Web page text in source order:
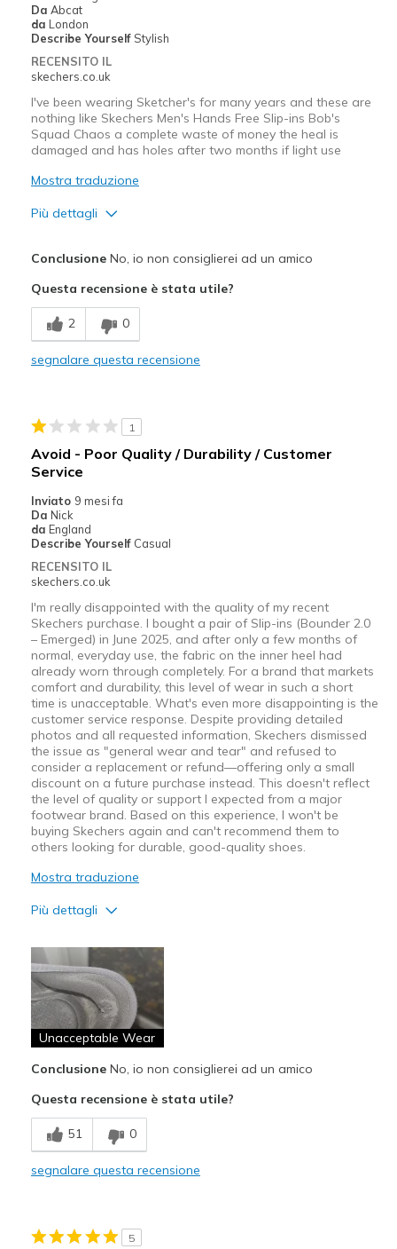
Da Abcat
da London
Describe Yourself Stylish
RECENSITO IL
skechers.co.uk
I've been wearing Sketcher's for many years and these are
nothing like Skechers Men's Hands Free Slip-ins Bob's
Squad Chaos a complete waste of money the heal is
damaged and has holes after two months if light use
Mostra traduzione
Più dettagli
Wear Out Quickly
Migliori Utilizzi:
Casual Wear
Sizing
Feels half size too small
ConclusioneNo, io non consiglierei ad un amico
Questa recensione è stata utile?
2 0
segnalare questa recensione
1
Avoid - Poor Quality / Durability / Customer
Service
Inviato 9 mesi fa
Da Nick
da England
Describe Yourself Casual
RECENSITO IL
skechers.co.uk
I'm really disappointed with the quality of my recent
Skechers purchase. I bought a pair of Slip-ins (Bounder 2.0
– Emerged) in June 2025, and after only a few months of
normal, everyday use, the fabric on the inner heel had
already worn through completely. For a brand that markets
comfort and durability, this level of wear in such a short
time is unacceptable. What's even more disappointing is the
customer service response. Despite providing detailed
photos and all requested information, Skechers dismissed
the issue as "general wear and tear" and refused to
consider a replacement or refund—offering only a small
discount on a future purchase instead. This doesn't reflect
the level of quality or support I expected from a major
footwear brand. Based on this experience, I won't be
buying Skechers again and can't recommend them to
others looking for durable, good-quality shoes.
Mostra traduzione
Più dettagli
Poor Quality
Wear Out Quickly
Migliori Utilizzi:
Casual Wear
Width
Feels true to width
Sizing
View On Shoes
Shoes are for Wearing
Unacceptable Wear
ConclusioneNo, io non consiglierei ad un amico
Questa recensione è stata utile?
51 0
segnalare questa recensione
5